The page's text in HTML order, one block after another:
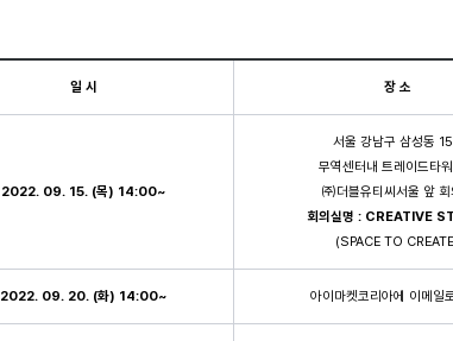
일 시 장 소
2022. 09. 15. (목) 14:00~
서울 강남구 삼성동
무역센터내 트레이드타
㈜더블유티씨서울 앞 회
회의실명 : CREATIVE
(SPACE TO
2022. 09. 20. (화) 14:00~ 아이마켓코리아에 이메일